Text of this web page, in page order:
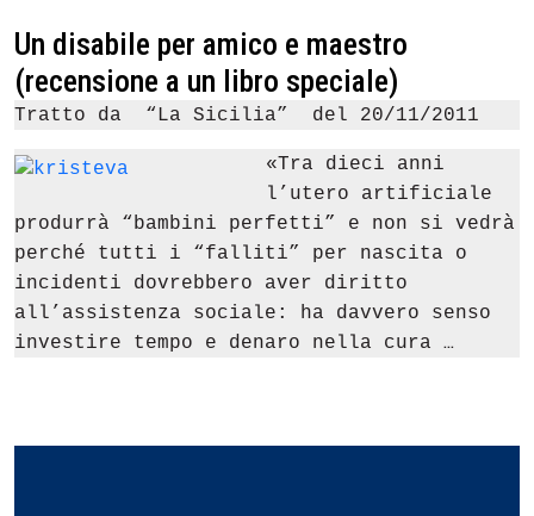
Un disabile per amico e maestro
(recensione a un libro speciale)
Tratto da “La Sicilia” del 20/11/2011
«Tra dieci anni
l’utero artificiale
produrrà “bambini perfetti” e non si vedrà
perché tutti i “falliti” per nascita o
incidenti dovrebbero aver diritto
all’assistenza sociale: ha davvero senso
investire tempo e denaro nella cura …